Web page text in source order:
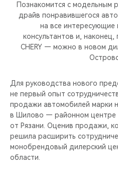
КРОССОВЕРЫ
СЕДАНЫ
НОВИНКИ
КРЕДИТ И СТРАХОВАНИЕ
ЗАПЧАСТИ И АКСЕССУАРЫ
ПОДДЕРЖКА
О БРЕНДЕ
CHERY В СОЦСЕТЯХ
БЛАГОТВОРИТЕЛЬНОСТЬ
CHERY REMOTE
CHERY И СПОРТ
КРЕДИТ
МЫ В СОЦСЕТЯХ
Познакомится с модельным
драйв понравившегося
на все
консультантов и,
CHERY — можно в новом
Для руководства нового
не первый опыт
продажи автомобилей марки
в Шилово — районном центре
от Рязани. Оценив продажи,
решила расширить
монобрендовый дилерский
области.